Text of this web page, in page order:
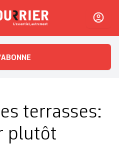
L'essentiel, autrement
terrasses:
plutôt